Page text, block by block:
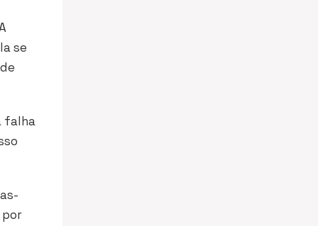
se
falha
por